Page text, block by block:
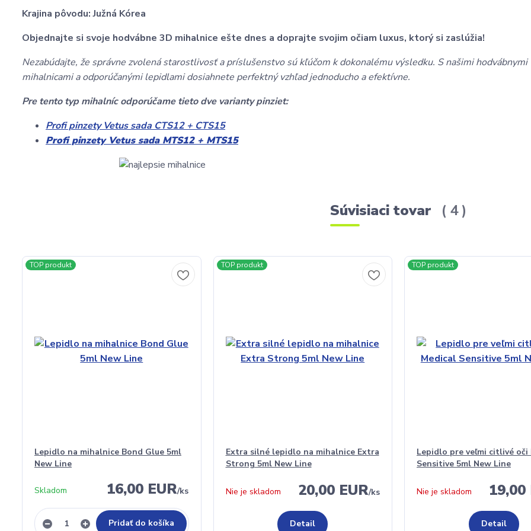
Krajina pôvodu: Južná Kórea
Objednajte si svoje hodvábne 3D mihalnice ešte dnes a doprajte svojim očiam luxus, ktorý si zaslúžia!
Nezabúdajte, že správne zvolená starostlivosť a príslušenstvo sú kľúčom k dokonalému výsledku. S našimi hodvábnymi
mihalnicami a odporúčanými lepidlami dosiahnete perfektný vzhľad jednoducho a efektívne.
Pre tento typ mihalníc odporúčame tieto dve varianty pinziet:
Profi pinzety Vetus sada CTS12 + CTS15
Profi pinzety Vetus sada MTS12 + MTS15
Súvisiaci tovar 4
TOP produkt
Lepidlo na mihalnice Bond Glue 5ml
New Line
16,00 EUR/ks
Skladom
Pridať do košíka
TOP produkt
Extra silné lepidlo na mihalnice Extra
Strong 5ml New Line
20,00 EUR/ks
Nie je skladom
Detail
TOP produkt
Lepidlo pre veľmi citlivé oči
Sensitive 5ml New Line
19,00
Nie je skladom
Detail